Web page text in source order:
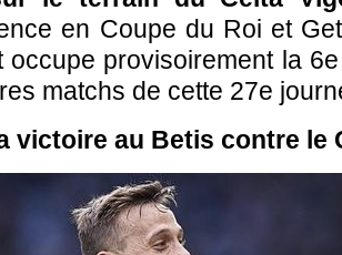
en Coupe du Roi et
occupe provisoirement la
matchs de cette 27e
victoire au Betis contre le